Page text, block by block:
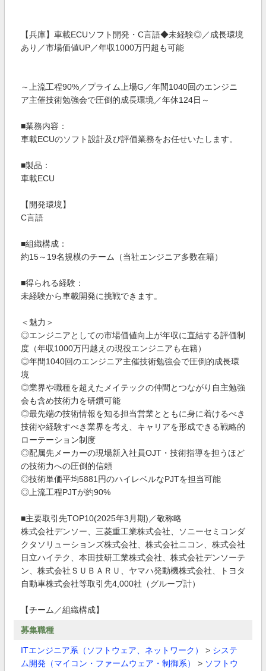
【兵庫】車載ECUソフト開発・C言語◆未経験◎／成長環境
あり／市場価値UP／年収1000万円超も可能
～上流工程90%／プライム上場G／年間1040回のエンジニ
ア主催技術勉強会で圧倒的成長環境／年休124日～
■業務内容：
車載ECUのソフト設計及び評価業務をお任せいたします。
■製品：
車載ECU
【開発環境】
C言語
■組織構成：
約15～19名規模のチーム（当社エンジニア多数在籍）
■得られる経験：
未経験から車載開発に挑戦できます。
＜魅力＞
◎エンジニアとしての市場価値向上が年収に直結する評価制
度（年収1000万円越えの現役エンジニアも在籍）
◎年間1040回のエンジニア主催技術勉強会で圧倒的成長環
境
◎業界や職種を超えたメイテックの仲間とつながり自主勉強
会も含め技術力を研鑽可能
◎最先端の技術情報を知る担当営業とともに身に着けるべき
技術や経験すべき業界を考え、キャリアを形成できる戦略的
ローテーション制度
◎配属先メーカーの現場新入社員OJT・技術指導を担うほど
の技術力への圧倒的信頼
◎技術単価平均5881円のハイレベルなPJTを担当可能
◎上流工程PJTが約90%
■主要取引先TOP10(2025年3月期)／敬称略
株式会社デンソー、三菱重工業株式会社、ソニーセミコンダ
クタソリューションズ株式会社、株式会社ニコン、株式会社
日立ハイテク、本田技研工業株式会社、株式会社デンソーテ
ン、株式会社ＳＵＢＡＲＵ、ヤマハ発動機株式会社、トヨタ
自動車株式会社等取引先4,000社（グループ計）
【チーム／組織構成】
募集職種
ITエンジニア系（ソフトウェア、ネットワーク） > システ
ム開発（マイコン・ファームウェア・制御系）
> ソフトウ